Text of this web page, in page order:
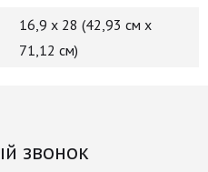
16,9 x 28 (42,93 см x
71,12 см)
звонок